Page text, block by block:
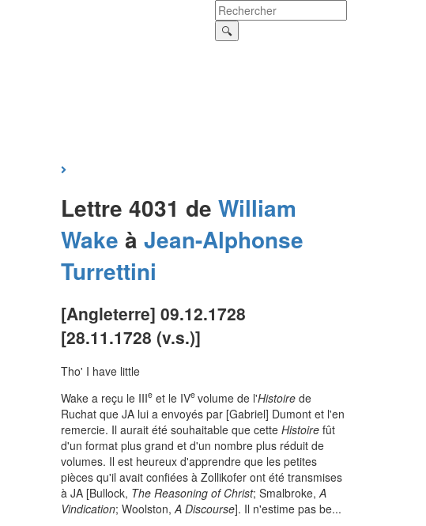
Lettre 4031 de William
Wake à Jean-Alphonse
Turrettini
[Angleterre] 09.12.1728
[28.11.1728 (v.s.)]
Tho' I have little
Wake a reçu le IIIe et le IVe volume de l'Histoire de
Ruchat que JA lui a envoyés par [Gabriel] Dumont et l'en
remercie. Il aurait été souhaitable que cette Histoire fût
d'un format plus grand et d'un nombre plus réduit de
volumes. Il est heureux d'apprendre que les petites
pièces qu'il avait confiées à Zollikofer ont été transmises
à JA [Bullock, The Reasoning of Christ; Smalbroke, A
Vindication; Woolston, A Discourse]. Il n'estime pas be...